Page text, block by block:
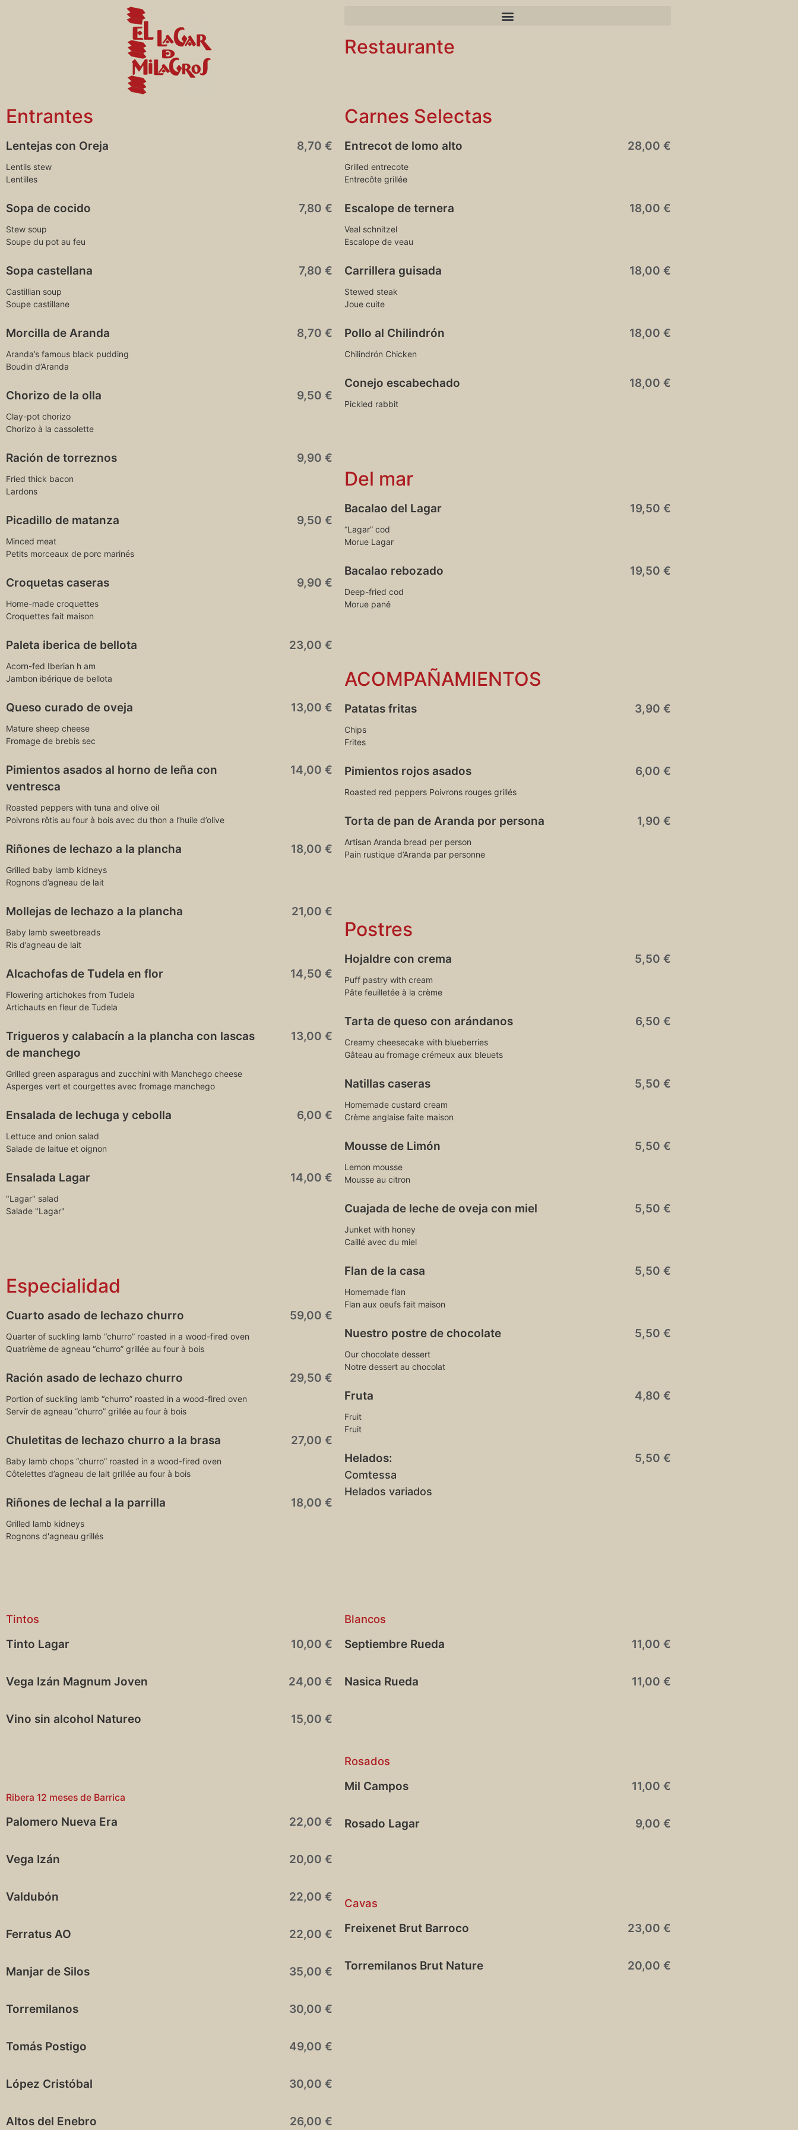
Restaurante
Entrantes
Lentejas con Oreja 8,70 €
Lentils stew
Lentilles
Sopa de cocido 7,80 €
Stew soup
Soupe du pot au feu
Sopa castellana 7,80 €
Castillian soup
Soupe castillane
Morcilla de Aranda 8,70 €
Aranda’s famous black pudding
Boudin d’Aranda
Chorizo de la olla 9,50 €
Clay-pot chorizo
Chorizo à la cassolette
Ración de torreznos 9,90 €
Fried thick bacon
Lardons
Picadillo de matanza 9,50 €
Minced meat
Petits morceaux de porc marinés
Croquetas caseras 9,90 €
Home-made croquettes
Croquettes fait maison
Paleta iberica de bellota 23,00 €
Acorn-fed Iberian h am
Jambon ibérique de bellota
Queso curado de oveja 13,00 €
Mature sheep cheese
Fromage de brebis sec
Pimientos asados al horno de leña con
ventresca
14,00 €
Roasted peppers with tuna and olive oil
Poivrons rôtis au four à bois avec du thon a l’huile d’olive
Riñones de lechazo a la plancha 18,00 €
Grilled baby lamb kidneys
Rognons d’agneau de lait
Mollejas de lechazo a la plancha 21,00 €
Baby lamb sweetbreads
Ris d’agneau de lait
Alcachofas de Tudela en flor 14,50 €
Flowering artichokes from Tudela
Artichauts en fleur de Tudela
Trigueros y calabacín a la plancha con lascas
de manchego
13,00 €
Grilled green asparagus and zucchini with Manchego cheese
Asperges vert et courgettes avec fromage manchego
Ensalada de lechuga y cebolla 6,00 €
Lettuce and onion salad
Salade de laitue et oignon
Ensalada Lagar 14,00 €
"Lagar" salad
Salade "Lagar"
Especialidad
Cuarto asado de lechazo churro 59,00 €
Quarter of suckling lamb “churro” roasted in a wood-fired oven
Quatrième de agneau “churro” grillée au four à bois
Ración asado de lechazo churro 29,50 €
Portion of suckling lamb “churro” roasted in a wood-fired oven
Servir de agneau “churro” grillée au four à bois
Chuletitas de lechazo churro a la brasa 27,00 €
Baby lamb chops “churro” roasted in a wood-fired oven
Côtelettes d’agneau de lait grillée au four à bois
Riñones de lechal a la parrilla 18,00 €
Grilled lamb kidneys
Rognons d'agneau grillés
Carnes Selectas
Entrecot de lomo alto 28,00 €
Grilled entrecote
Entrecôte grillée
Escalope de ternera 18,00 €
Veal schnitzel
Escalope de veau
Carrillera guisada 18,00 €
Stewed steak
Joue cuite
Pollo al Chilindrón 18,00 €
Chilindrón Chicken
Conejo escabechado 18,00 €
Pickled rabbit
Del mar
Bacalao del Lagar 19,50 €
“Lagar” cod
Morue Lagar
Bacalao rebozado 19,50 €
Deep-fried cod
Morue pané
ACOMPAÑAMIENTOS
Patatas fritas 3,90 €
Chips
Frites
Pimientos rojos asados 6,00 €
Roasted red peppers Poivrons rouges grillés
Torta de pan de Aranda por persona 1,90 €
Artisan Aranda bread per person
Pain rustique d’Aranda par personne
Postres
Hojaldre con crema 5,50 €
Puff pastry with cream
Pâte feuilletée à la crème
Tarta de queso con arándanos 6,50 €
Creamy cheesecake with blueberries
Gâteau au fromage crémeux aux bleuets
Natillas caseras 5,50 €
Homemade custard cream
Crème anglaise faite maison
Mousse de Limón 5,50 €
Lemon mousse
Mousse au citron
Cuajada de leche de oveja con miel 5,50 €
Junket with honey
Caillé avec du miel
Flan de la casa 5,50 €
Homemade flan
Flan aux oeufs fait maison
Nuestro postre de chocolate 5,50 €
Our chocolate dessert
Notre dessert au chocolat
Fruta 4,80 €
Fruit
Fruit
Helados:
Comtessa
Helados variados
5,50 €
Tintos
Tinto Lagar 10,00 €
Vega Izán Magnum Joven 24,00 €
Vino sin alcohol Natureo 15,00 €
Ribera 12 meses de Barrica
Palomero Nueva Era 22,00 €
Vega Izán 20,00 €
Valdubón 22,00 €
Ferratus AO 22,00 €
Manjar de Silos 35,00 €
Torremilanos 30,00 €
Tomás Postigo 49,00 €
López Cristóbal 30,00 €
Altos del Enebro 26,00 €
Blancos
Septiembre Rueda 11,00 €
Nasica Rueda 11,00 €
Rosados
Mil Campos 11,00 €
Rosado Lagar 9,00 €
Cavas
Freixenet Brut Barroco 23,00 €
Torremilanos Brut Nature 20,00 €